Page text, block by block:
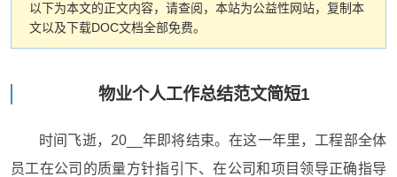
以下为本文的正文内容，请查阅，本站为公益性网站，复制本
文以及下载DOC文档全部免费。
物业个人工作总结范文简短1
时间飞逝，20__年即将结束。在这一年里，工程部全体
员工在公司的质量方针指引下、在公司和项目领导正确指导